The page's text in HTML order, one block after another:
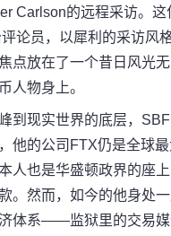
Carlson的远程采访。这
论员，以犀利的采访风
点放在了一个昔日风光
人物身上。
到现实世界的底层，
他的公司FTX仍是全球
人也是华盛顿政界的座
。然而，如今的他身处
体系——监狱里的交易